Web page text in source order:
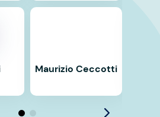
Maurizio Ceccotti